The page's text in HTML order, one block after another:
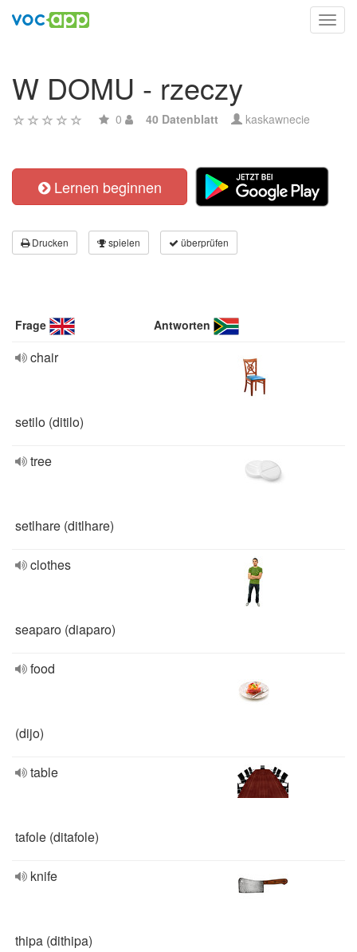
W DOMU - rzeczy
0 40 Datenblatt kaskawnecie
Lernen beginnen
Drucken spielen überprüfen
Frage Antworten
chair
setilo (ditilo)
tree
setlhare (ditlhare)
clothes
seaparo (diaparo)
food
(dijo)
table
tafole (ditafole)
knife
thipa (dithipa)